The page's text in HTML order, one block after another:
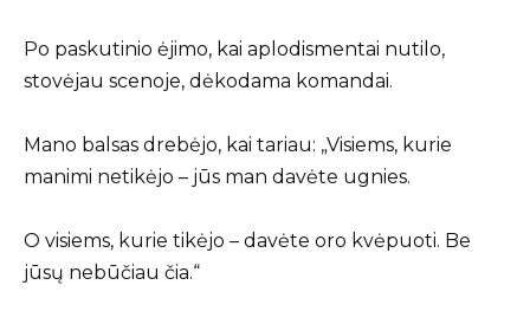
Po paskutinio ėjimo, kai aplodismentai nutilo,
stovėjau scenoje, dėkodama komandai.
Mano balsas drebėjo, kai tariau: „Visiems, kurie
manimi netikėjo – jūs man davėte ugnies.
O visiems, kurie tikėjo – davėte oro kvėpuoti. Be
jūsų nebūčiau čia.“